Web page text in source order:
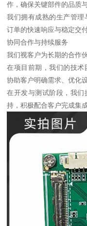
作，确保关键部件的品质
我们拥有成熟的生产管
订单的快速响应与稳定交
协同合作与持续服务
我们视客户为长期的合作伙
在项目前期，我们的技术
协助客户明确需求、优化设
在开发与测试阶段，我
持，积极配合客户完成集